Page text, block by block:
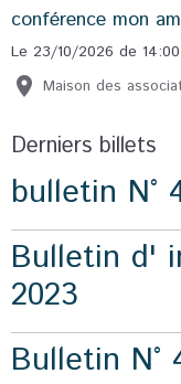
conférence mon
Le 23/10/2026 de 14:00
Maison des
Derniers billets
bulletin N°
Bulletin d'
2023
Bulletin N°